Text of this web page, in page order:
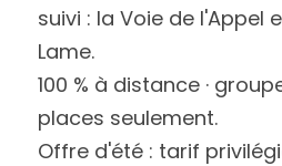
suivi : la Voie de l'Appel
Lame.
100 % à distance ·
places seulement.
Offre d'été : tarif